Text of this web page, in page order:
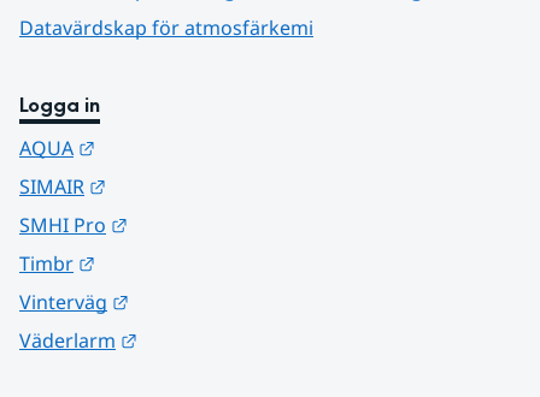
Datavärdskap för atmosfärkemi
Logga in
AQUA
SIMAIR
SMHI Pro
Timbr
Vinterväg
Väderlarm